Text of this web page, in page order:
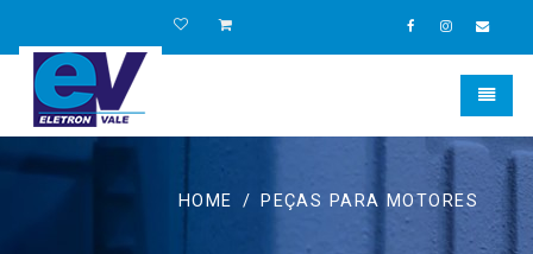
Eletronvale
HOME PEÇAS PARA MOTORES